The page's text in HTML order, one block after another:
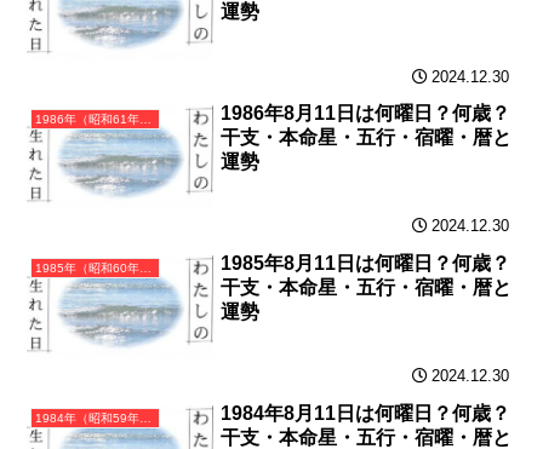
運勢
2024.12.30
1986年（昭和61年）丙寅（ひのえとら）・寅年（とら年）カレンダー（月曜はじまり）
1986年8月11日は何曜日？何歳？
干支・本命星・五行・宿曜・暦と
運勢
2024.12.30
1985年（昭和60年）乙丑（きのとうし）・丑年（うし年）カレンダー（月曜はじまり）
1985年8月11日は何曜日？何歳？
干支・本命星・五行・宿曜・暦と
運勢
2024.12.30
1984年（昭和59年）甲子（きのえね）・子年（ねずみ年）カレンダー（月曜はじまり）
1984年8月11日は何曜日？何歳？
干支・本命星・五行・宿曜・暦と